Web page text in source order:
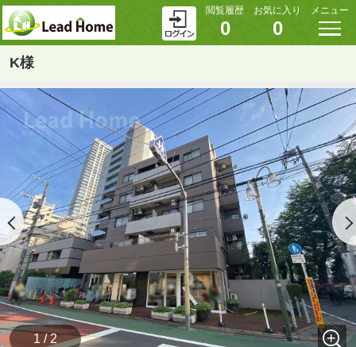
閲覧履歴
0
お気に入り
0
メニュー
K様
1 / 2